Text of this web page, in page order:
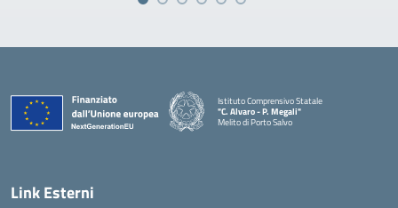
Istituto Comprensivo Statale
"C. Alvaro - P. Megali"
Melito di Porto Salvo
Link Esterni